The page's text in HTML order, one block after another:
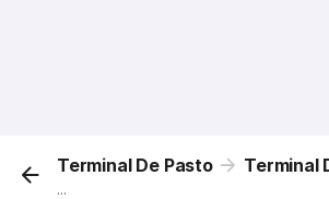
Terminal De Pasto Terminal
...